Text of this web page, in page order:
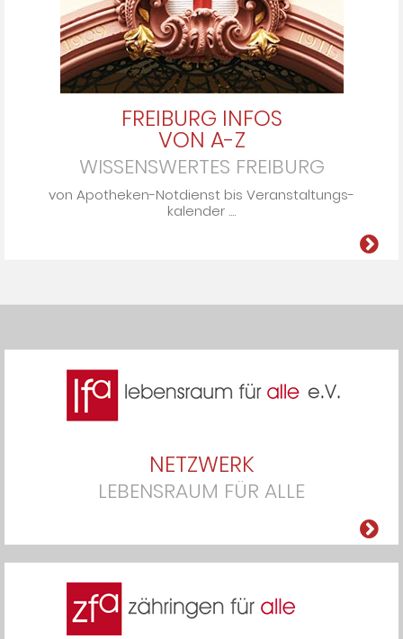
FREIBURG INFOS
VON A-Z
WISSENSWERTES FREIBURG
von Apo­the­ken-Not­dienst bis Ver­an­stal­tungs­
ka­len­der ....
NETZWERK
LEBENSRAUM FÜR ALLE